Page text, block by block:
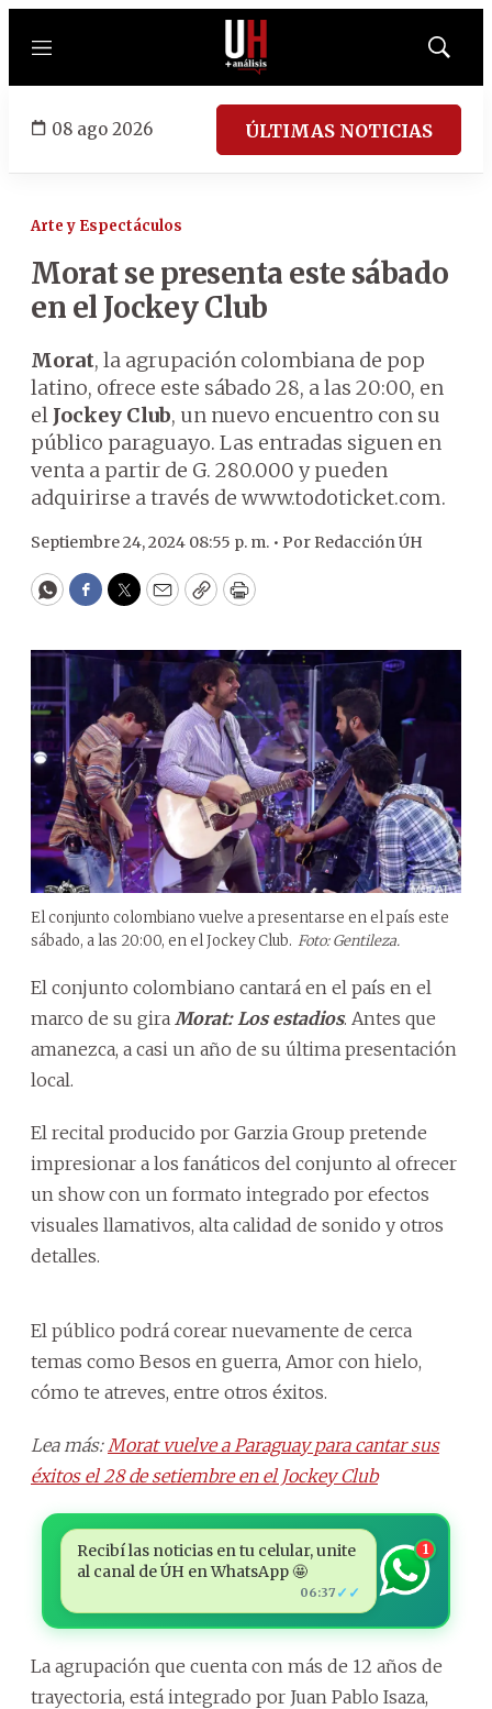
Menú
Mostrar
08 ago 2026 ÚLTIMAS NOTICIAS
Arte y Espectáculos
Morat se presenta este sábado
en el Jockey Club
Morat, la agrupación colombiana de pop
latino, ofrece este sábado 28, a las 20:00, en
el Jockey Club, un nuevo encuentro con su
público paraguayo. Las entradas siguen en
venta a partir de G. 280.000 y pueden
adquirirse a través de www.todoticket.com.
Septiembre 24, 2024 08:55 p. m. • Por Redacción ÚH
WhatsApp
Facebook
Twitter
EmailCopyPrint
El conjunto colombiano vuelve a presentarse en el país este
sábado, a las 20:00, en el Jockey Club. Foto: Gentileza.
El conjunto colombiano cantará en el país en el
marco de su gira Morat: Los estadios. Antes que
amanezca, a casi un año de su última presentación
local.
El recital producido por Garzia Group pretende
impresionar a los fanáticos del conjunto al ofrecer
un show con un formato integrado por efectos
visuales llamativos, alta calidad de sonido y otros
detalles.
El público podrá corear nuevamente de cerca
temas como Besos en guerra, Amor con hielo,
cómo te atreves, entre otros éxitos.
Lea más: Morat vuelve a Paraguay para cantar sus
éxitos el 28 de setiembre en el Jockey Club
Recibí las noticias en tu celular, unite
al canal de ÚH en WhatsApp 🤩
06:37 ✓✓
1
La agrupación que cuenta con más de 12 años de
trayectoria, está integrado por Juan Pablo Isaza,